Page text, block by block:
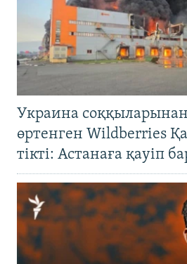
Украина
өртенген Wildberries
тікті: Астанаға қауіп